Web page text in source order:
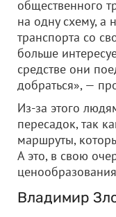
общественного
на одну схему, а
транспорта со
больше
средстве они
добраться», —
Из-за этого
пересадок, так
маршруты,
А это, в свою
Владимир